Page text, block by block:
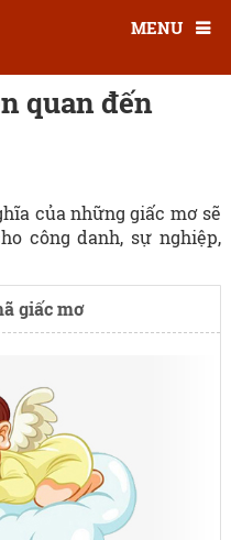
MENU
quan đến
của những giấc mơ sẽ
công danh, sự nghiệp,
giấc mơ